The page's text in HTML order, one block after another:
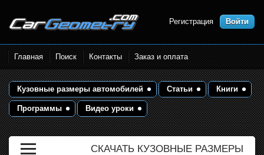
Размеры кузова автомобилей.
Контрольные точки и кузовные
размеры. Геометрия кузова
Регистрация Войти
Главная Поиск Контакты Заказ и оплата
Кузовные размеры автомобилей Статьи Книги
Программы Видео уроки
СКАЧАТЬ КУЗОВНЫЕ РАЗМЕРЫ